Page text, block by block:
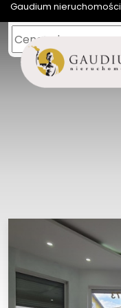
Gaudium nieruchomości